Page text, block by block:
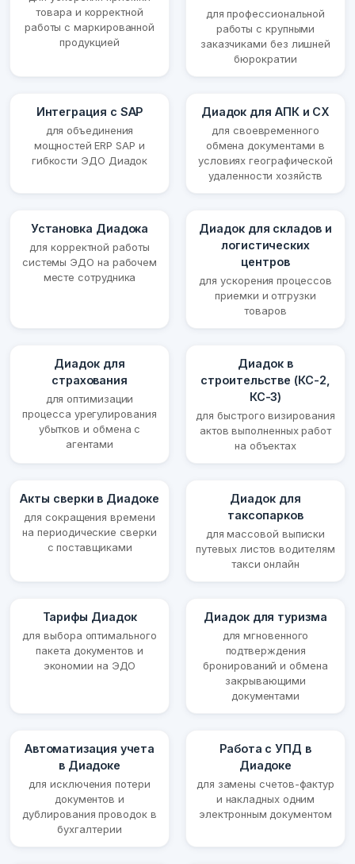
товара и корректной
работы с маркированной
продукцией
для профессиональной
работы с крупными
заказчиками без лишней
бюрократии
Интеграция с SAP
для объединения
мощностей ERP SAP и
гибкости ЭДО Диадок
Диадок для АПК и СХ
для своевременного
обмена документами в
условиях географической
удаленности хозяйств
Установка Диадока
для корректной работы
системы ЭДО на рабочем
месте сотрудника
Диадок для складов и
логистических
центров
для ускорения процессов
приемки и отгрузки
товаров
Диадок для
страхования
для оптимизации
процесса урегулирования
убытков и обмена с
агентами
Диадок в
строительстве (КС-2,
КС-3)
для быстрого визирования
актов выполненных работ
на объектах
Акты сверки в Диадоке
для сокращения времени
на периодические сверки
с поставщиками
Диадок для
таксопарков
для массовой выписки
путевых листов водителям
такси онлайн
Тарифы Диадок
для выбора оптимального
пакета документов и
экономии на ЭДО
Диадок для туризма
для мгновенного
подтверждения
бронирований и обмена
закрывающими
документами
Автоматизация учета
в Диадоке
для исключения потери
документов и
дублирования проводок в
бухгалтерии
Работа с УПД в
Диадоке
для замены счетов-фактур
и накладных одним
электронным документом